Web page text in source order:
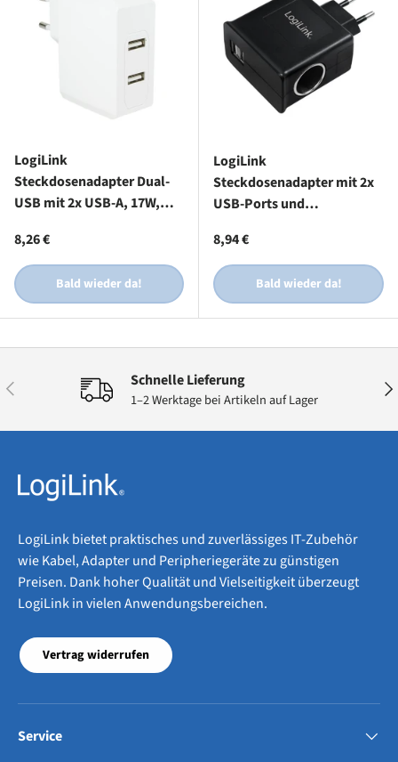
LogiLink
Steckdosenadapter Dual-
USB mit 2x USB-A, 17W,
Normaler Preis
8,26 €
Bald wieder da!
LogiLink
Steckdosenadapter mit 2x
USB-Ports und
12W
Normaler Preis
8,94 €
Bald wieder da!
Vorherige Schnelle Lieferung
1–2 Werktage bei Artikeln auf Lager
LogiLink bietet praktisches und zuverlässiges IT-Zubehör
wie Kabel, Adapter und Peripheriegeräte zu günstigen
Preisen. Dank hoher Qualität und Vielseitigkeit überzeugt
LogiLink in vielen Anwendungsbereichen.
Vertrag widerrufen
Service